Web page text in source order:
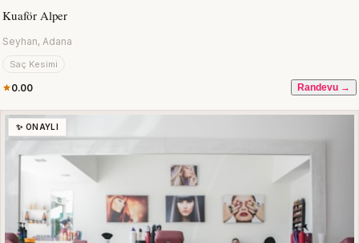
Kuaför Alper
Seyhan, Adana
Saç Kesimi
0.00 Randevu →
✨ ONAYLI